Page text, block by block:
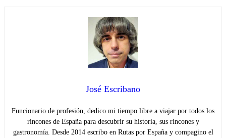
José Escribano
Funcionario de profesión, dedico mi tiempo libre a viajar por todos los
rincones de España para descubrir su historia, sus rincones y
gastronomía. Desde 2014 escribo en Rutas por España y compagino el